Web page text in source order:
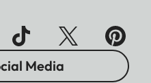
Media